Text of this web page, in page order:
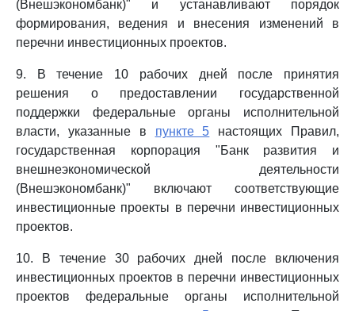
(Внешэкономбанк)" и устанавливают порядок
формирования, ведения и внесения изменений в
перечни инвестиционных проектов.
9. В течение 10 рабочих дней после принятия
решения о предоставлении государственной
поддержки федеральные органы исполнительной
власти, указанные в пункте 5 настоящих Правил,
государственная корпорация "Банк развития и
внешнеэкономической деятельности
(Внешэкономбанк)" включают соответствующие
инвестиционные проекты в перечни инвестиционных
проектов.
10. В течение 30 рабочих дней после включения
инвестиционных проектов в перечни инвестиционных
проектов федеральные органы исполнительной